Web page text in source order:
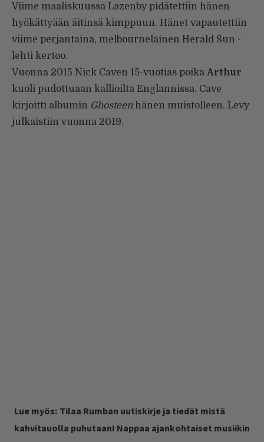
Viime maaliskuussa Lazenby pidätettiin hänen
hyökättyään äitinsä kimppuun. Hänet vapautettiin
viime perjantaina, melbournelainen Herald Sun -
lehti kertoo.
Vuonna 2015 Nick Caven 15-vuotias poika Arthur
kuoli pudottuaan kallioilta Englannissa. Cave
kirjoitti albumin Ghosteenhänen muistolleen. Levy
julkaistiin vuonna 2019.
Lue myös: Tilaa Rumban uutiskirje ja tiedät mistä
kahvitauolla puhutaan! Nappaa ajankohtaiset musiikin